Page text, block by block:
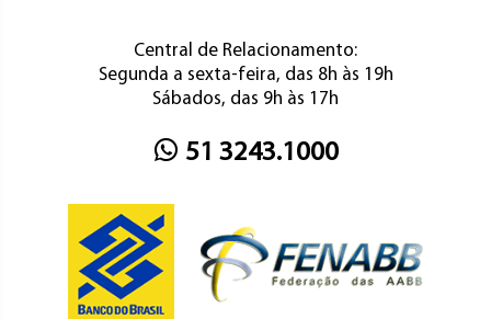
Central de Relacionamento:
Segunda a sexta-feira, das 8h às 19h
Sábados, das 9h às 17h
51 3243.1000